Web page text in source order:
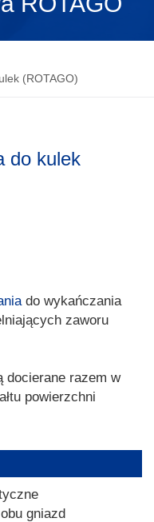
(ROTAGO)
do kulek
do wykańczania
zaworu
docierane razem w
powierzchni
gniazd